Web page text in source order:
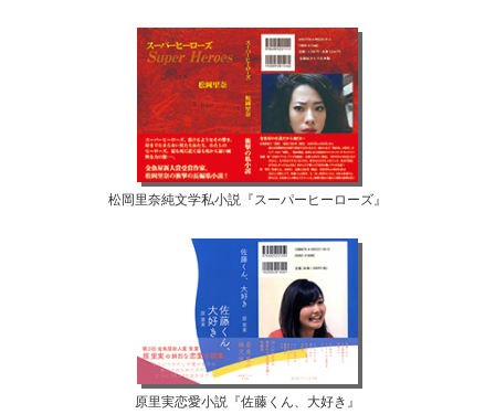
松岡里奈純文学私小説『スーパーヒーローズ』
原里実恋愛小説『佐藤くん、大好き』